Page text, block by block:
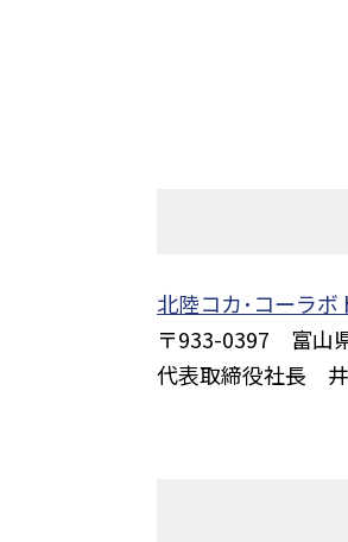
北陸コカ･コーラ
〒933-0397 富山
代表取締役社長